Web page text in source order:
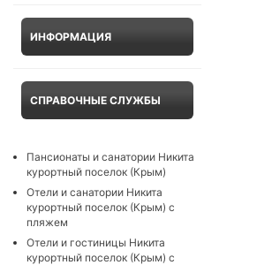
ИНФОРМАЦИЯ
СПРАВОЧНЫЕ СЛУЖБЫ
Пансионаты и санатории Никита
курортный поселок (Крым)
Отели и санатории Никита
курортный поселок (Крым) с
пляжем
Отели и гостиницы Никита
курортный поселок (Крым) с